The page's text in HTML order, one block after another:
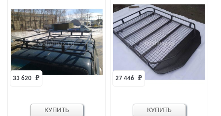
33 620 ₽
КУПИТЬ
27 446 ₽
КУПИТЬ